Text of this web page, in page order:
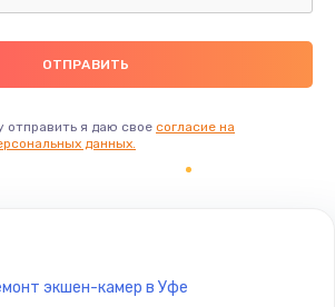
Заказать
/ разблокировка
Замена термостата
отправить я даю свое согласие на
данных.
экшен-камер в Уфе